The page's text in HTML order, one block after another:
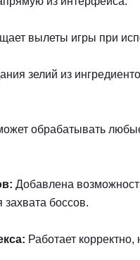
вылеты игры при
зелий из
обрабатывать
Добавлена
боссов.
Работает